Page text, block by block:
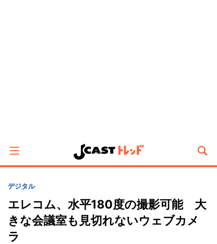
デジタル
エレコム、水平180度の撮影可能 大
きな会議室も見切れないウェブカメ
ラ